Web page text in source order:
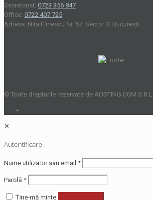
Secretariat: 0723 356 847
Office: 0722 407 725
Adresa: Nita Elinescu Nr. 57, Sector 3, Bucuresti
© Toate drepturile rezervate de AUSTING COM S.R.L.
✕
Autentificare
Nume utilizator sau email *
Parolă *
Ține-mă minte